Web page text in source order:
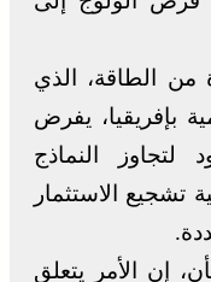
من الطاقة، الذي
بإفريقيا، يفرض
لتجاوز النماذج
تشجيع الاستثمار
إن الأمر يتعلق